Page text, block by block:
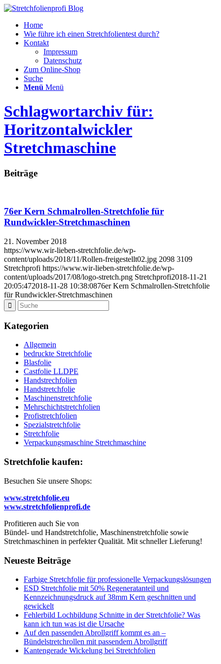
Home
Wie führe ich einen Stretchfolientest durch?
Kontakt
Impressum
Datenschutz
Zum Online-Shop
Suche
Menü Menü
Schlagwortarchiv für:
Horitzontalwickler
Stretchmaschine
Beiträge
76er Kern Schmalrollen-Stretchfolie für
Rundwickler-Stretchmaschinen
21. November 2018
https://www.wir-lieben-stretchfolie.de/wp-
content/uploads/2018/11/Rollen-freigestellt02.jpg 2098 3109
Stretchprofi https://www.wir-lieben-stretchfolie.de/wp-
content/uploads/2017/08/logo-stretch.png Stretchprofi2018-11-21
20:05:472018-11-28 10:38:0876er Kern Schmalrollen-Stretchfolie
für Rundwickler-Stretchmaschinen
Kategorien
Allgemein
bedruckte Stretchfolie
Blasfolie
Castfolie LLDPE
Handstrechfolien
Handstretchfolie
Maschinenstretchfolie
Mehrschichtstretchfolien
Profistretchfolien
Spezialstretchfolie
Stretchfolie
Verpackungsmaschine Stretchmaschine
Stretchfolie kaufen:
Besuchen Sie unsere Shops:
www.stretchfolie.eu
www.stretchfolienprofi.de
Profitieren auch Sie von
Bündel- und Handstretchfolie, Maschinenstretchfolie sowie
Stretchmaschinen in perfekter Qualität. Mit schneller Lieferung!
Neueste Beiträge
Farbige Stretchfolie für professionelle Verpackungslösungen
ESD Stretchfolie mit 50% Regeneratanteil und
Kennzeichnungsdruck auf 38mm Kern geschnitten und
gewickelt
Fehlerbild Lochbildung Schnitte in der Stretchfolie? Was
kann ich tun was ist die Ursache
Auf den passenden Abrollgriff kommt es an –
Bündelstretchrollen mit passendem Abrollgriff
Kantengerade Wickelung bei Stretchfolien